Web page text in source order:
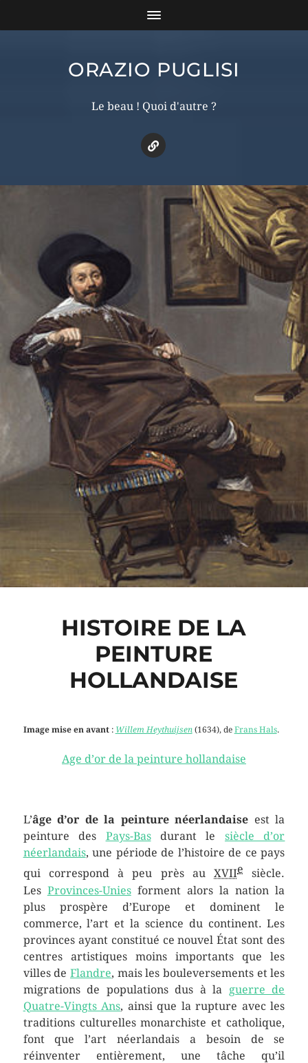
ORAZIO PUGLISI
Le beau ! Quoi d'autre ?
HISTOIRE DE LA
PEINTURE
HOLLANDAISE
Image mise en avant: Willem Heythuijsen(1634), de Frans Hals.
Age d’or de la peinture hollandaise
L’âge d’or de la peinture néerlandaise est la
peinture des Pays-Basdurant le siècle d’or
néerlandais, une période de l’histoire de ce pays
qui correspond à peu près auXVIIe siècle.
Les Provinces-Uniesforment alors la nation la
plus prospère d’Europe et dominent le
commerce, l’art et la science du continent. Les
provinces ayant constitué ce nouvel État sont des
centres artistiques moins importants que les
villes de Flandre, mais les bouleversements et les
migrations de populations dus à la guerre de
Quatre-Vingts Ans, ainsi que la rupture avec les
traditions culturelles monarchiste et catholique,
font que l’art néerlandais a besoin de se
réinventer entièrement, une tâche qu’il